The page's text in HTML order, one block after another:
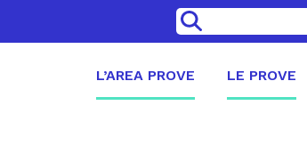
>
L’AREA PROVE LE PROVE